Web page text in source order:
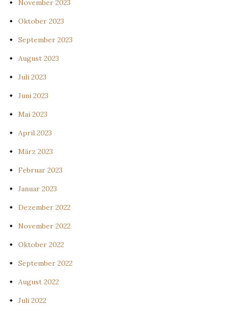
November 2023
Oktober 2023
September 2023
August 2023
Juli 2023
Juni 2023
Mai 2023
April 2023
März 2023
Februar 2023
Januar 2023
Dezember 2022
November 2022
Oktober 2022
September 2022
August 2022
Juli 2022